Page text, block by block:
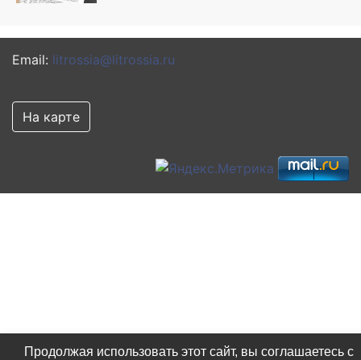
Email: litrossia@litrossia.ru
На карте
Продолжая использовать этот сайт, вы соглашаетесь с